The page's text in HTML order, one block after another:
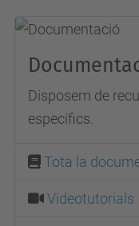
Disposem de
específics.
Tota la
Videotutorials